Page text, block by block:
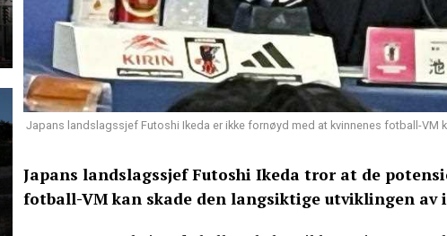
Japans landslagssjef Futoshi Ikeda er ikke fornøyd med at kvinnenes fotball-VM
Japans landslagssjef Futoshi Ikeda tror at de
fotball-VM kan skade den langsiktige utviklingen av